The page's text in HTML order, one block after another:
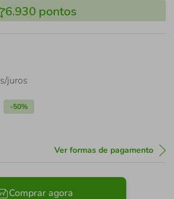
6.930 pontos
s/juros
-50%
Ver formas de pagamento
Comprar agora